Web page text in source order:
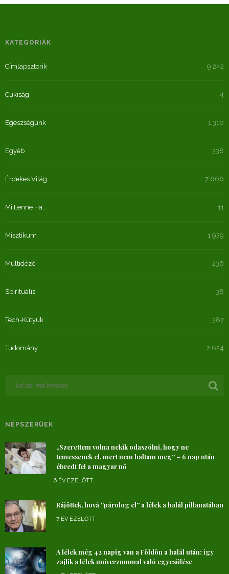
KATEGÓRIÁK
Címlapsztorik 9 242
Cukiság 4
Egészségünk 1 310
Egyéb 338
Érdekes Világ 7 666
Mi Lenne Ha… 11
Misztikum 1 979
Múltidéző 236
Spirituális 38
Tech-Kütyük 387
Tudomány 2 624
NÉPSZERŰEK
„Szerettem volna nekik odaszólni, hogy ne
temessenek el, mert nem haltam meg” – 6 nap után
ébredt fel a magyar nő
6 ÉV EZELŐTT
Rájöttek, hová “párolog el” a lélek a halál pillanatában
7 ÉV EZELŐTT
A lélek még 42 napig van a Földön a halál után: így
zajlik a lélek univerzummal való egyesülése